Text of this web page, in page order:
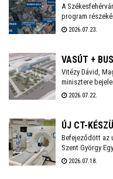
A
program
követően a
kivitelezőket -
szakaszának
szabadidőpark
2026.07.23.
VASÚT +
Vitézy Dávid,
minisztere
székesfehérvári
2030-ig
2026.07.22.
ÚJ CT-
Befejeződött az
Szent György
a mindennapi
2026.07.18.